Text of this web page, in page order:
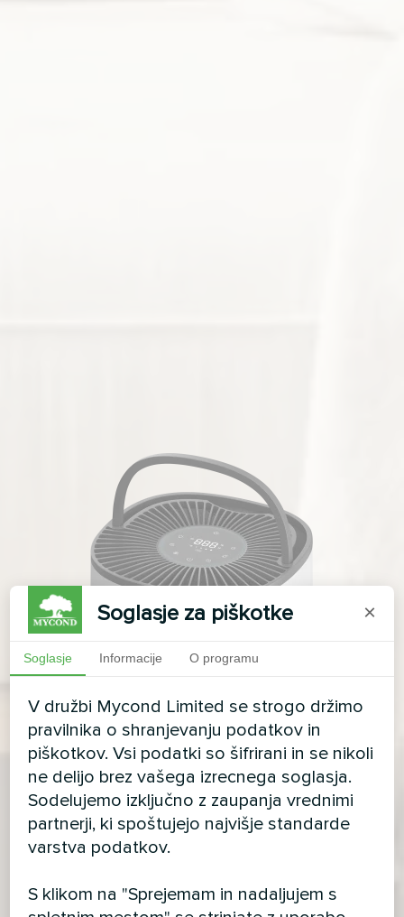
Soglasje za piškotke ×
Soglasje Informacije O programu
V družbi Mycond Limited se strogo držimo
pravilnika o shranjevanju podatkov in
piškotkov. Vsi podatki so šifrirani in se nikoli
ne delijo brez vašega izrecnega soglasja.
Sodelujemo izključno z zaupanja vrednimi
partnerji, ki spoštujejo najvišje standarde
varstva podatkov.
S klikom na "Sprejemam in nadaljujem s